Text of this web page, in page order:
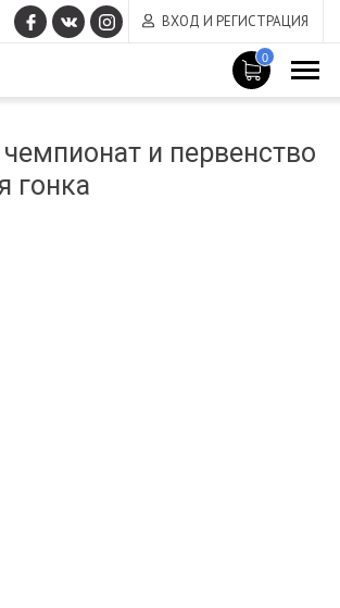
ВХОД И РЕГИСТРАЦИЯ
0
и первенство
гонка